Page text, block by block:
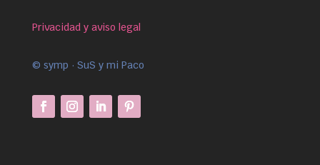
Privacidad y aviso legal
© symp · SuS y mi Paco